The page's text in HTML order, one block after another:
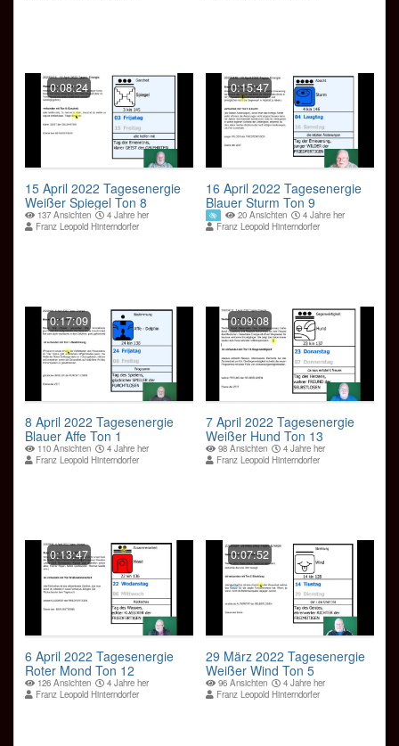
0:08:24
15 April 2022 Tagesenergie
Weißer Spiegel Ton 8
137 Ansichten
4 Jahre her
Franz Leopold Hinterndorfer
0:15:47
16 April 2022 Tagesenergie
Blauer Sturm Ton 9
20 Ansichten
4 Jahre her
Franz Leopold Hinterndorfer
0:17:09
8 April 2022 Tagesenergie
Blauer Affe Ton 1
110 Ansichten
4 Jahre her
Franz Leopold Hinterndorfer
0:09:08
7 April 2022 Tagesenergie
Weißer Hund Ton 13
98 Ansichten
4 Jahre her
Franz Leopold Hinterndorfer
0:13:47
6 April 2022 Tagesenergie
Roter Mond Ton 12
126 Ansichten
4 Jahre her
Franz Leopold Hinterndorfer
0:07:52
29 März 2022 Tagesenergie
Weißer Wind Ton 5
96 Ansichten
4 Jahre her
Franz Leopold Hinterndorfer